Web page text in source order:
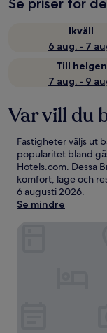
Se priser för
Ikväll
6 aug. - 7
Till helgen
7 aug. - 9
Var vill du
Fastigheter väljs ut
popularitet bland
Hotels.com. Dessa
komfort, läge och
6 augusti 2026.
Se mindre